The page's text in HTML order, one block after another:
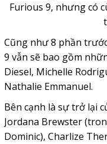
Furious 9, nhưng có
Cũng như 8 phần
9 vẫn sẽ bao gồm
Diesel, Michelle
Nathalie Emmanuel.
Bên cạnh là sự trở lại
Jordana Brewster
Dominic), Charlize